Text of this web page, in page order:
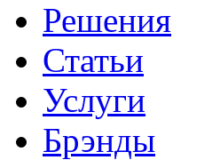
Решения
Статьи
Услуги
Брэнды